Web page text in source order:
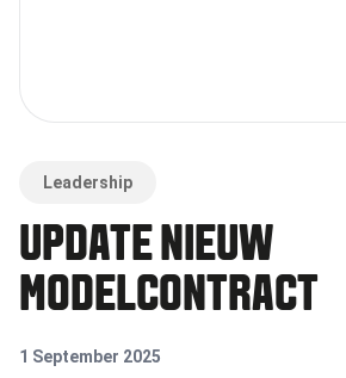
Leadership
UPDATE NIEUW
MODELCONTRACT
1 September 2025